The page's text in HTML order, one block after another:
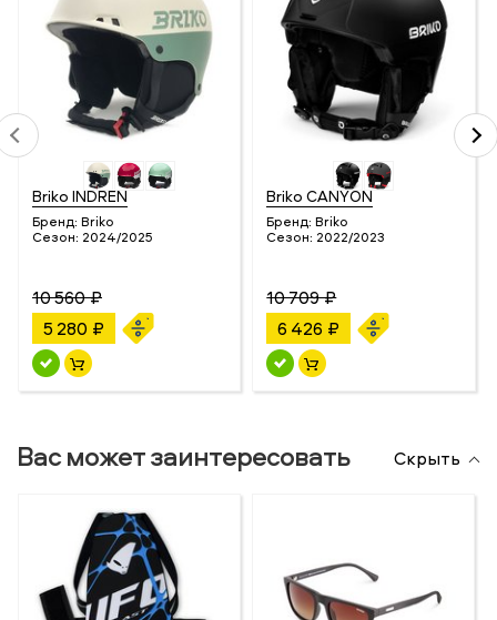
Briko INDREN
Бренд: Briko
Сезон: 2024/2025
10 560 ₽
5 280 ₽
Briko CANYON
Бренд: Briko
Сезон: 2022/2023
10 709 ₽
6 426 ₽
Вас может заинтересовать Скрыть